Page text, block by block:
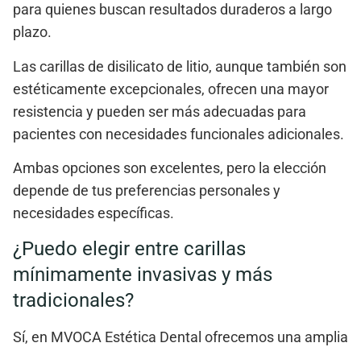
para quienes buscan resultados duraderos a largo
plazo.
Lascarillas de disilicato de litio, aunque también son
estéticamente excepcionales, ofrecen una mayor
resistencia y pueden ser más adecuadas para
pacientes con necesidades funcionales adicionales.
Ambas opciones son excelentes, pero la elección
depende de tus preferencias personales y
necesidades específicas.
¿Puedo elegir entre carillas
mínimamente invasivas y más
tradicionales?
Sí, en MVOCA Estética Dental ofrecemos una amplia